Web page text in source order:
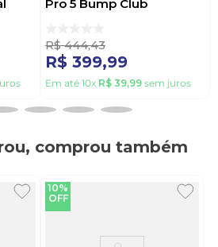
Pro 5 Bump Club
R$ 444,43
R$ 399,99
Em até 10x R$ 39,99 sem juros
comprou também
10%
OFF